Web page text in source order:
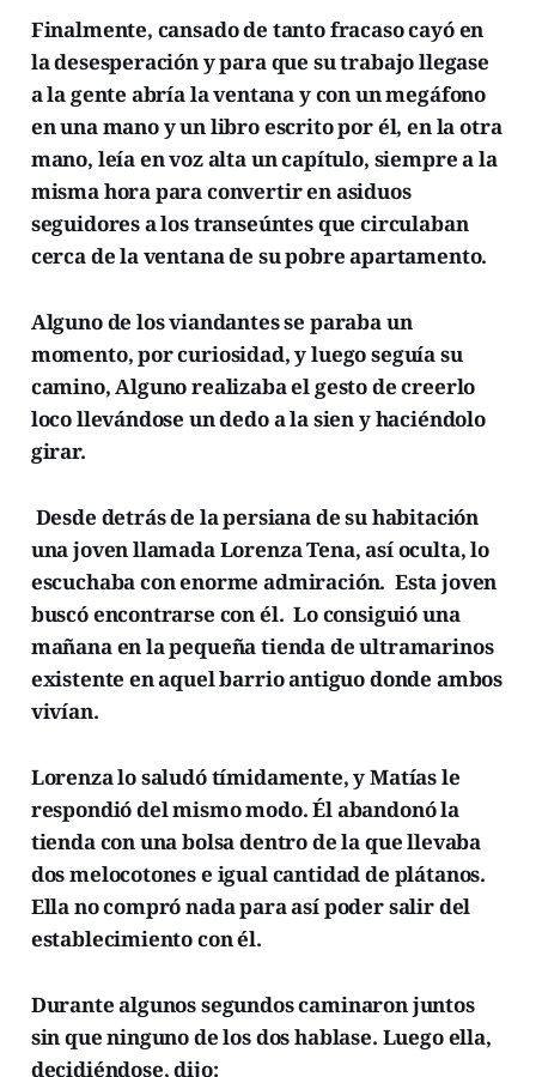
Finalmente, cansado de tanto fracaso cayó en
la desesperación y para que su trabajo llegase
a la gente abría la ventana y con un megáfono
en una mano y un libro escrito por él, en la otra
mano, leía en voz alta un capítulo, siempre a la
misma hora para convertir en asiduos
seguidores a los transeúntes que circulaban
cerca de la ventana de su pobre apartamento.
Alguno de los viandantes se paraba un
momento, por curiosidad, y luego seguía su
camino, Alguno realizaba el gesto de creerlo
loco llevándose un dedo a la sien y haciéndolo
girar.
Desde detrás de la persiana de su habitación
una joven llamada Lorenza Tena, así oculta, lo
escuchaba con enorme admiración. Esta joven
buscó encontrarse con él. Lo consiguió una
mañana en la pequeña tienda de ultramarinos
existente en aquel barrio antiguo donde ambos
vivían.
Lorenza lo saludó tímidamente, y Matías le
respondió del mismo modo. Él abandonó la
tienda con una bolsa dentro de la que llevaba
dos melocotones e igual cantidad de plátanos.
Ella no compró nada para así poder salir del
establecimiento con él.
Durante algunos segundos caminaron juntos
sin que ninguno de los dos hablase. Luego ella,
decidiéndose, dijo: